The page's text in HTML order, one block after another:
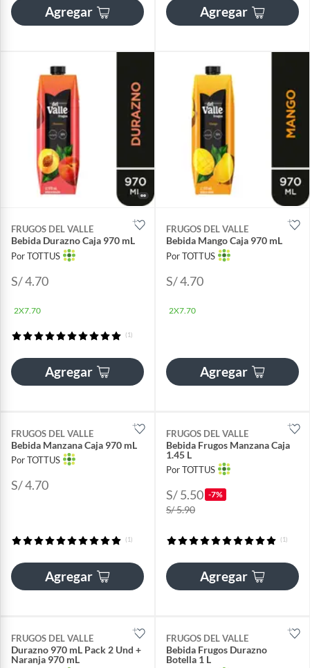
Agregar Agregar
FRUGOS DEL VALLE
Bebida Durazno Caja 970 mL
Por TOTTUS
S/ 4.70
2X7.70
(1)
Agregar
FRUGOS DEL VALLE
Bebida Mango Caja 970 mL
Por TOTTUS
S/ 4.70
2X7.70
Agregar
FRUGOS DEL VALLE
Bebida Manzana Caja 970 mL
Por TOTTUS
S/ 4.70
(1)
Agregar
FRUGOS DEL VALLE
Bebida Frugos Manzana Caja
1.45 L
Por TOTTUS
S/ 5.50 -7%
S/ 5.90
(1)
Agregar
FRUGOS DEL VALLE
Durazno 970 mL Pack 2 Und +
Naranja 970 mL
FRUGOS DEL VALLE
Bebida Frugos Durazno
Botella 1 L